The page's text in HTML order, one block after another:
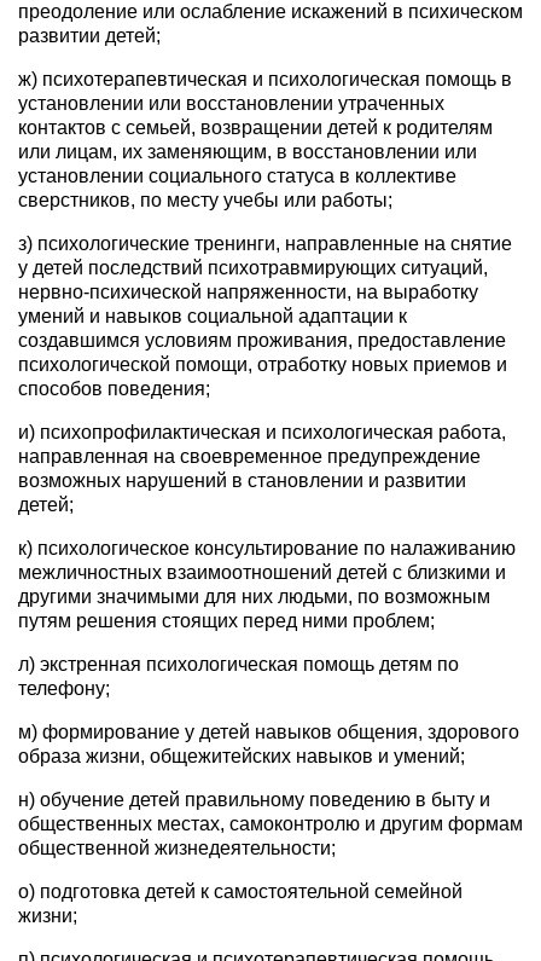
преодоление или ослабление искажений в психическом
развитии детей;
ж) психотерапевтическая и психологическая помощь в
установлении или восстановлении утраченных
контактов с семьей, возвращении детей к родителям
или лицам, их заменяющим, в восстановлении или
установлении социального статуса в коллективе
сверстников, по месту учебы или работы;
з) психологические тренинги, направленные на снятие
у детей последствий психотравмирующих ситуаций,
нервно-психической напряженности, на выработку
умений и навыков социальной адаптации к
создавшимся условиям проживания, предоставление
психологической помощи, отработку новых приемов и
способов поведения;
и) психопрофилактическая и психологическая работа,
направленная на своевременное предупреждение
возможных нарушений в становлении и развитии
детей;
к) психологическое консультирование по налаживанию
межличностных взаимоотношений детей с близкими и
другими значимыми для них людьми, по возможным
путям решения стоящих перед ними проблем;
л) экстренная психологическая помощь детям по
телефону;
м) формирование у детей навыков общения, здорового
образа жизни, общежитейских навыков и умений;
н) обучение детей правильному поведению в быту и
общественных местах, самоконтролю и другим формам
общественной жизнедеятельности;
о) подготовка детей к самостоятельной семейной
жизни;